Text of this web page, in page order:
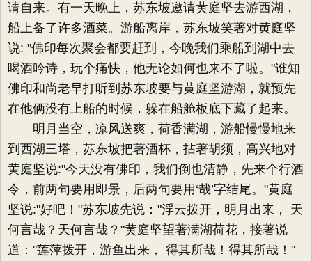
请自来。有一天晚上，苏东坡邀请黄庭坚去游西湖，
船上备了许多酒菜。游船离岸，苏东坡笑著对黄庭坚
说: "佛印每次聚会都要赶到，今晚我们乘船到湖中去
喝酒吟诗，玩个痛快，他无论如何也来不了啦。"谁知
佛印和尚老早打听到苏东坡要与黄庭坚游湖，就预先
在他俩没有上船的时候，躲在船舱板底下藏了起来。
明月当空，凉风送爽，荷香满湖，游船慢慢地来
到西湖三塔，苏东坡把著酒杯，拈著胡须，高兴地对
黄庭坚说:"今天没有佛印，我们倒也清静，先来个行酒
令，前两句要用即景，后两句要用‘哉’字结尾。"黄庭
坚说:"好吧！"苏东坡先说："浮云拨开，明月出来， 天
何言哉？天何言哉？"黄庭坚望著满湖荷花，接著说
道："莲萍拨开，游鱼出来， 得其所哉！得其所哉！"